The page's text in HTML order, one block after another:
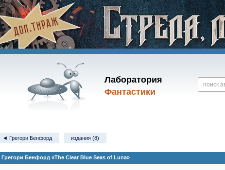
Лаборатория
Фантастики
◄ Грегори Бенфорд издания (8)
Грегори Бенфорд «The Clear Blue Seas of Luna»